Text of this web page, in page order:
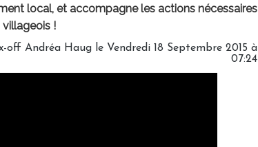
local, et accompagne les actions nécessaires
!
off Andréa Haug le Vendredi 18 Septembre 2015 à
07:24